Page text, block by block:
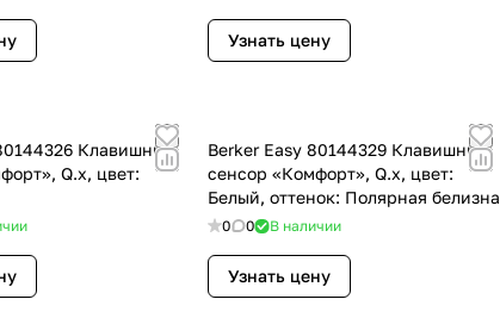
Узнать цену
Клавишный
Q.x, цвет:
Berker Easy 80144329 Клавишный
сенсор «Комфорт», Q.x, цвет:
Белый, оттенок: Полярная белизна
0 0 В наличии
Узнать цену